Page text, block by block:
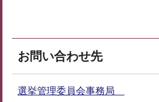
お問い合わせ先
選挙管理委員会事務局